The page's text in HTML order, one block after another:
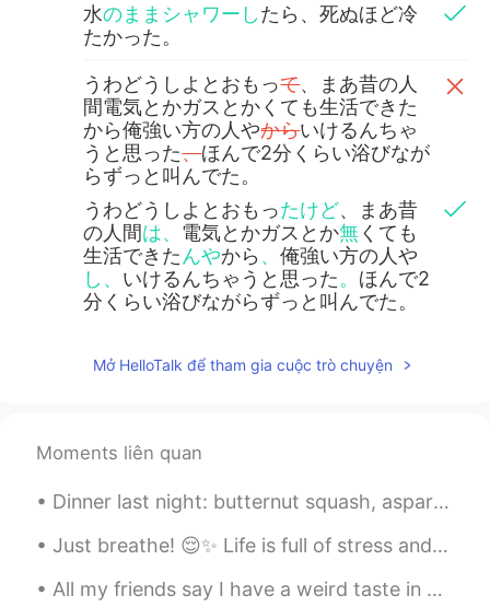
水のままシャワーしたら、死ぬほど冷
たかった。
うわどうしよとおもって、まあ昔の人
間電気とかガスとかくても生活できた
から俺強い方の人やからいけるんちゃ
うと思った、ほんで2分くらい浴びなが
らずっと叫んでた。
うわどうしよとおもったけど、まあ昔
の人間は、 電気とかガスとか無くても
生活できたんやから 、俺強い方の人や
し、 いけるんちゃうと思った。 ほんで2
分くらい浴びながらずっと叫んでた。
ストラリアの友達)がドアにガンガンし
ストラリアの友達)がドア
JP EN ES SV
あはは わたし逆ならあったwその時友達と
Mở HelloTalk để tham gia cuộc trò chuyện
Moments liên quan
Dinner last night: butternut squash, asparagus, mushrooms, onions & sausage sauteed in Harissa (s...
Just breathe! 😌✨ Life is full of stress and worries.😣😥 Have some time for yourself to relax, re...
All my friends say I have a weird taste in clothes .. Until I finished school / university I us...